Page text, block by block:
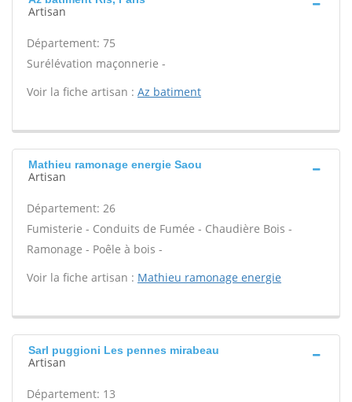
Artisan
Département: 75
Surélévation maçonnerie -
Voir la fiche artisan : Az batiment
Mathieu ramonage energie Saou
Artisan
Département: 26
Fumisterie - Conduits de Fumée - Chaudière Bois -
Ramonage - Poêle à bois -
Voir la fiche artisan : Mathieu ramonage energie
Sarl puggioni Les pennes mirabeau
Artisan
Département: 13